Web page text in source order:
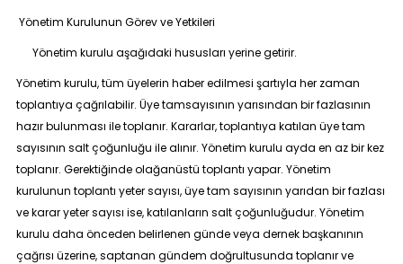
Yönetim Kurulunun Görev ve Yetkileri
Yönetim kurulu aşağıdaki hususları yerine getirir.
Yönetim kurulu, tüm üyelerin haber edilmesi şartıyla her zaman
toplantıya çağrılabilir. Üye tamsayısının yarısından bir fazlasının
hazır bulunması ile toplanır. Kararlar, toplantıya katılan üye tam
sayısının salt çoğunluğu ile alınır. Yönetim kurulu ayda en az bir kez
toplanır. Gerektiğinde olağanüstü toplantı yapar. Yönetim
kurulunun toplantı yeter sayısı, üye tam sayısının yarıdan bir fazlası
ve karar yeter sayısı ise, katılanların salt çoğunluğudur. Yönetim
kurulu daha önceden belirlenen günde veya dernek başkanının
çağrısı üzerine, saptanan gündem doğrultusunda toplanır ve